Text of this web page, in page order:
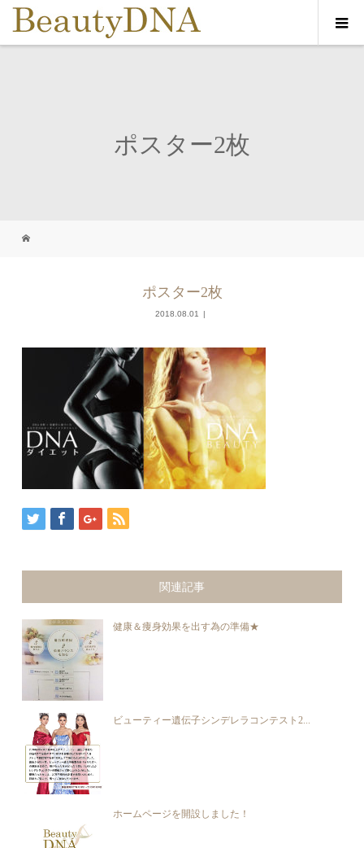
ポスター2枚
ポスター2枚
2018.08.01
関連記事
健康＆痩身効果を出す為の準備★
ビューティー遺伝子シンデレラコンテスト2...
ホームページを開設しました！